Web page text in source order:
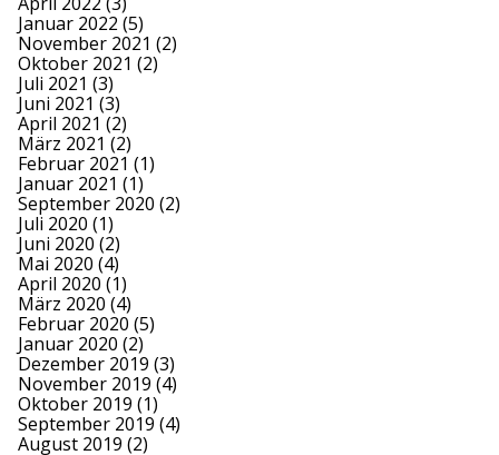
Januar 2022 (5)
November 2021 (2)
Oktober 2021 (2)
Juli 2021 (3)
Juni 2021 (3)
April 2021 (2)
März 2021 (2)
Februar 2021 (1)
Januar 2021 (1)
September 2020 (2)
Juli 2020 (1)
Juni 2020 (2)
Mai 2020 (4)
April 2020 (1)
März 2020 (4)
Februar 2020 (5)
Januar 2020 (2)
Dezember 2019 (3)
November 2019 (4)
Oktober 2019 (1)
September 2019 (4)
August 2019 (2)